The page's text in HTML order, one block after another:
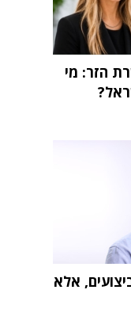
הזר: מי
אלא